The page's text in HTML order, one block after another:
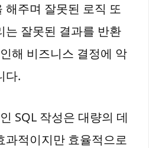
해주며 잘못된 로직 또
는 잘못된 결과를 반환
해 비즈니스 결정에 악
다.
SQL 작성은 대량의 데
과적이지만 효율적으로